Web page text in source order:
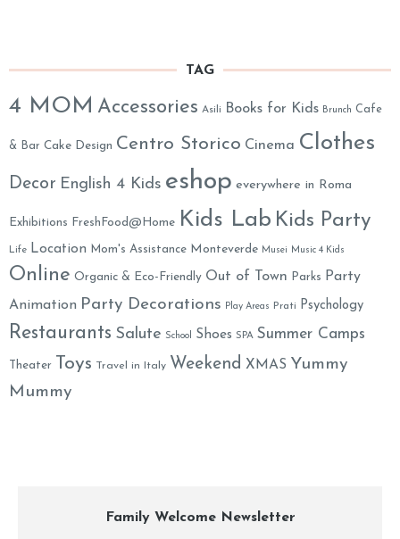
TAG
4 MOM Accessories Asili Books for Kids Brunch Cafe
& Bar Cake Design Centro Storico Cinema Clothes
Decor English 4 Kids eshop everywhere in Roma
Exhibitions FreshFood@Home Kids Lab Kids Party
Life Location Mom's Assistance Monteverde Musei Music 4 Kids
Online Organic & Eco-Friendly Out of Town Parks
Party
Animation Party Decorations Play Areas Prati Psychology
Restaurants Salute School Shoes SPA Summer Camps
Theater Toys Travel in Italy Weekend XMAS Yummy
Mummy
Family Welcome Newsletter